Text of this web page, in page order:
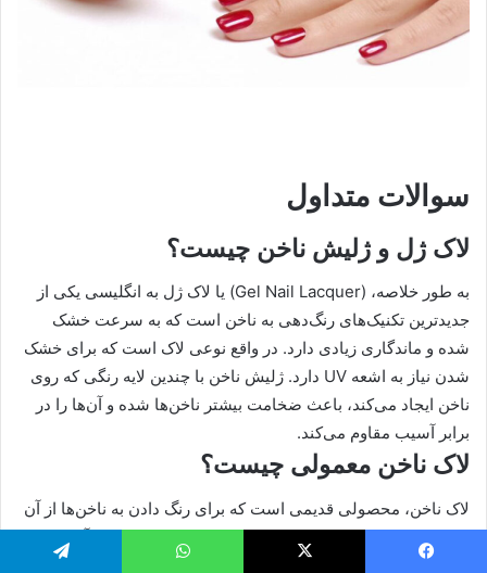
سوالات متداول
لاک ژل و ژلیش ناخن چیست؟
به طور خلاصه، (Gel Nail Lacquer) یا لاک ژل به انگلیسی یکی از
جدیدترین تکنیک‌های رنگ‌دهی به ناخن است که به سرعت خشک
شده و ماندگاری زیادی دارد. در واقع نوعی لاک است که برای خشک
شدن نیاز به اشعه UV دارد. ژلیش ناخن با چندین لایه رنگی که روی
ناخن ایجاد می‌کند، باعث ضخامت بیشتر ناخن‌ها شده و آن‌ها را در
برابر آسیب مقاوم می‌کند.
لاک ناخن معمولی چیست؟
لاک ناخن، محصولی قدیمی است که برای رنگ دادن به ناخن‌ها از آن
استفاده می‌شود. کمتر کسی پیدا می‌شود که با لاک ناخن آشنایی
نداشته باشد. قدمت لاک ناخن به ۳۰۰۰ سال قبل از میلاد باز